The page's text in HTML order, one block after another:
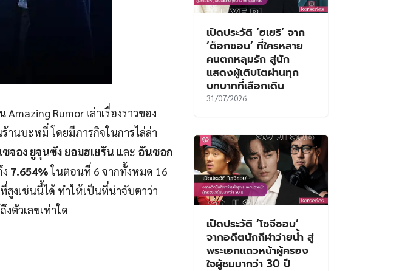
Rumor เล่าเรื่องราวของ
านบะหมี่ โดยมีภารกิจในการไล่ล่า
ซจอง ยูจุนซัง ยอมฮเยรัน และ อันซอก
7.654%ในตอนที่ 6 จากทั้งหมด 16
สูงเช่นนี้ได้ ทำให้เป็นที่น่าจับตาว่า
ตัวเลขเท่าใด
เปิดประวัติ ‘ฮเยริ’ จาก
‘ด็อกซอน’ ที่ใครหลาย
คนตกหลุมรัก สู่นัก
แสดงผู้เติบโตผ่านทุก
บทบาทที่เลือกเดิน
31/07/2026
เปิดประวัติ ‘โซจีซอบ’
จากอดีตนักกีฬาว่ายน้ำ สู่
พระเอกแถวหน้าผู้ครอง
ใจผู้ชมมากว่า 30 ปี